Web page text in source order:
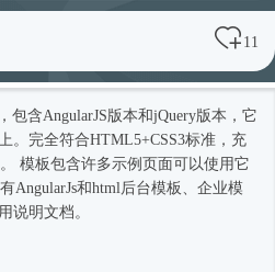
11
包含AngularJS版本和jQuery版本，它
。完全符合HTML5+CSS3标准，充
模板包含许多示例页面可以使用它
AngularJs和html 后台模板 、企业模
说明文档。